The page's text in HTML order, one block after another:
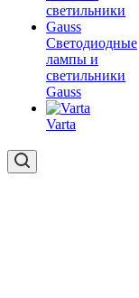
Светодиодные
лампы и
светильники
Gauss
Varta